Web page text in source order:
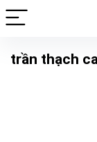
trần thạch